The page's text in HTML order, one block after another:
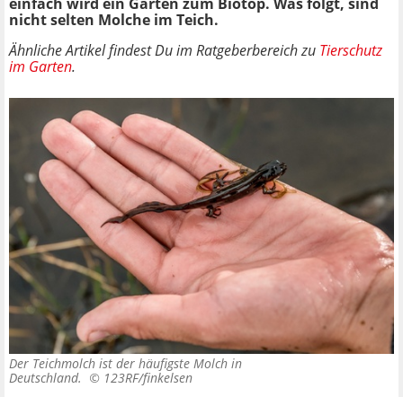
nicht selten Molche im Teich.
Ähnliche Artikel findest Du im Ratgeberbereich zu Tierschutz
im Garten.
Der Teichmolch ist der häufigste Molch in
Deutschland. © 123RF/finkelsen